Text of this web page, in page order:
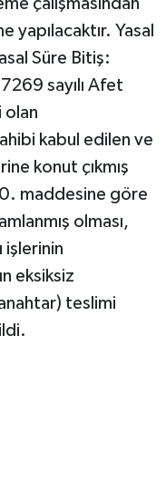
çalışmasından
yapılacaktır. Yasal
Süre Bitiş:
sayılı Afet
olan
kabul edilen ve
konut çıkmış
maddesine göre
olması,
işlerinin
eksiksiz
teslimi